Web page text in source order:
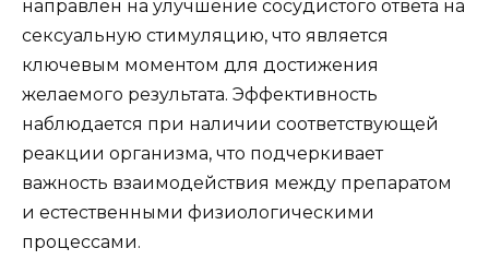
направлен на улучшение сосудистого ответа на
сексуальную стимуляцию, что является
ключевым моментом для достижения
желаемого результата. Эффективность
наблюдается при наличии соответствующей
реакции организма, что подчеркивает
важность взаимодействия между препаратом
и естественными физиологическими
процессами.